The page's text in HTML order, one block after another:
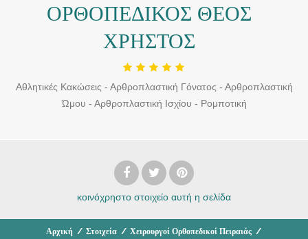
ΟΡΘΟΠΕΔΙΚΟΣ ΘΕΟΣ
ΧΡΗΣΤΟΣ
Αθλητικές Κακώσεις - Αρθροπλαστική Γόνατος - Αρθροπλαστική
Ώμου - Αρθροπλαστική Ισχίου - Ρομποτική
κοινόχρηστο στοιχείο αυτή η σελίδα
Αρχική / Στοιχεία / Χειρουργοί Ορθοπεδικοί Πειραιάς /